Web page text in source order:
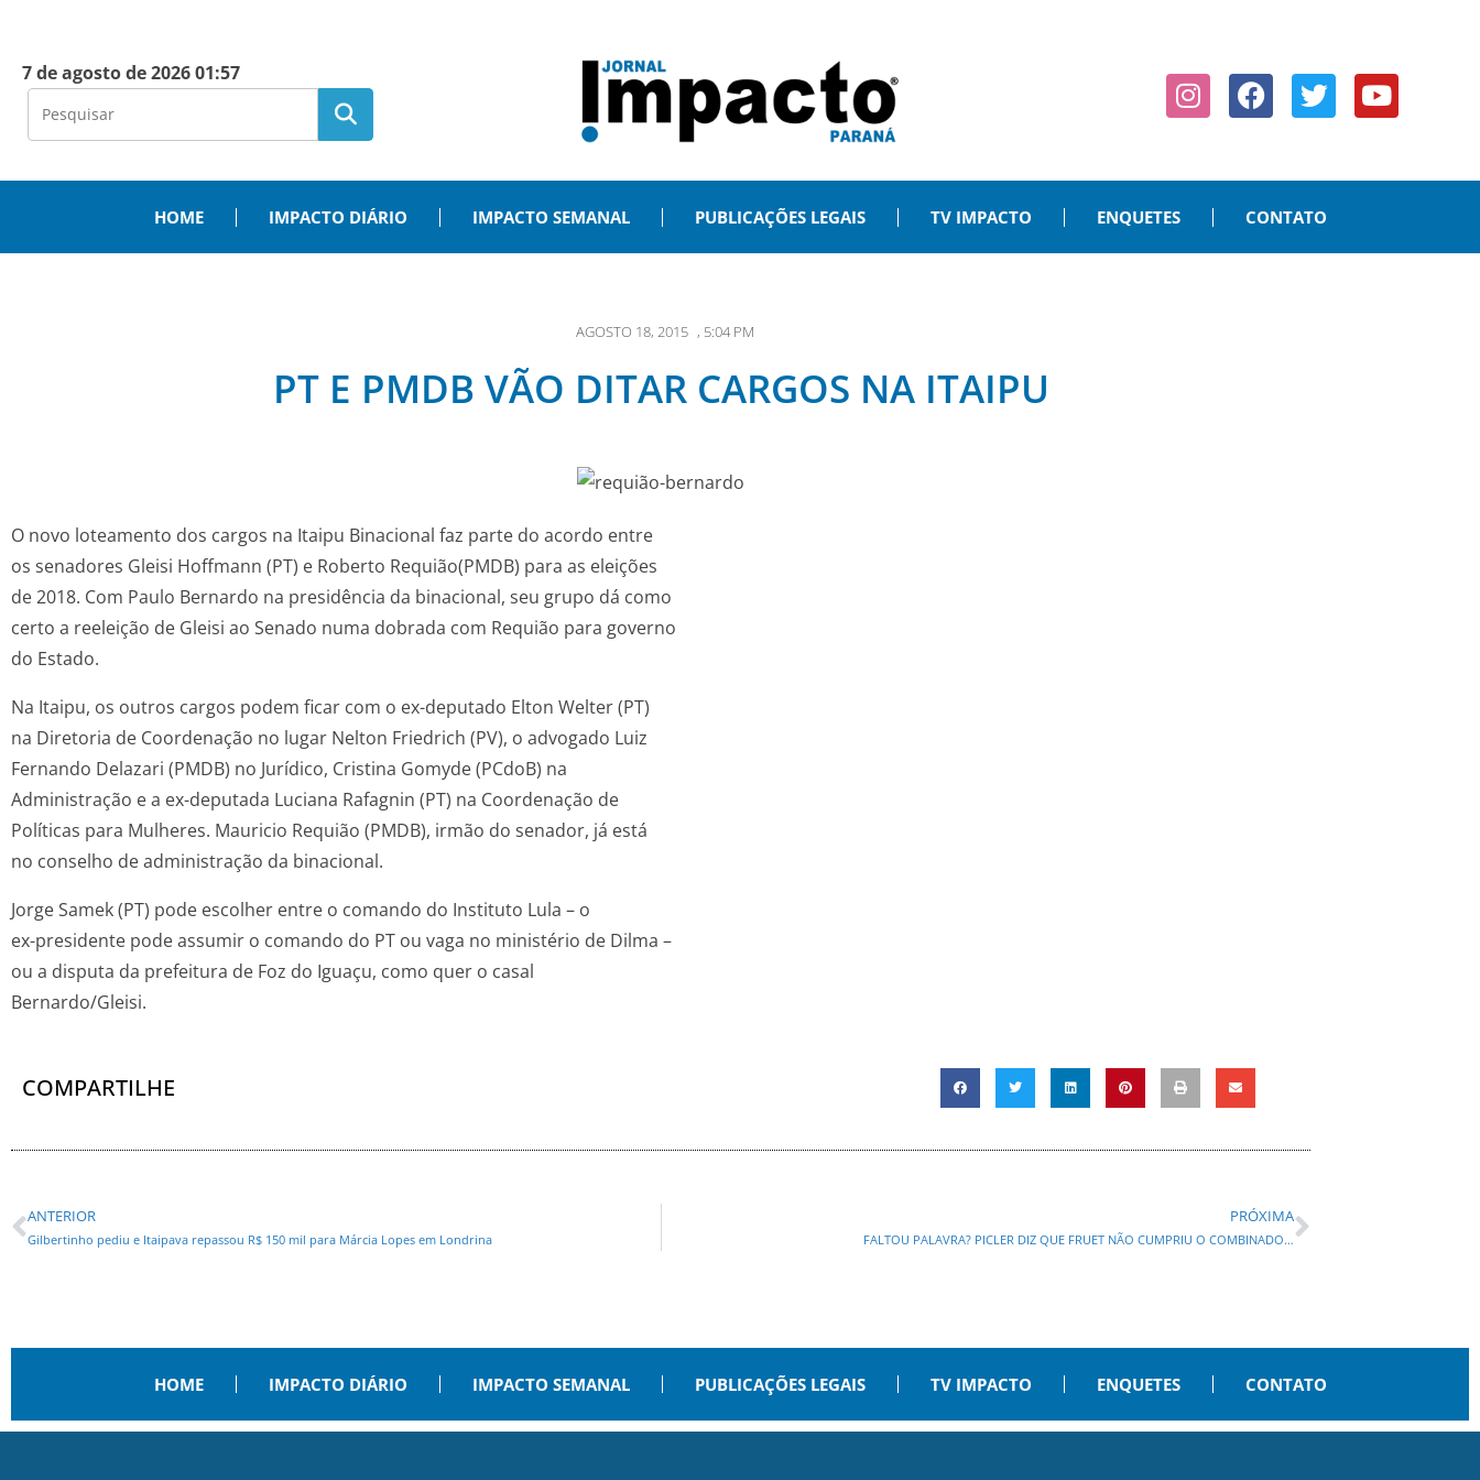
7 de agosto de 2026 01:57
HOME IMPACTO DIÁRIO IMPACTO SEMANAL PUBLICAÇÕES LEGAIS TV IMPACTO ENQUETES CONTATO
AGOSTO 18, 2015 , 5:04 PM
PT E PMDB VÃO DITAR CARGOS NA ITAIPU
O novo loteamento dos cargos na Itaipu Binacional faz parte do acordo entre
os senadores Gleisi Hoffmann (PT) e Roberto Requião(PMDB) para as eleições
de 2018. Com Paulo Bernardo na presidência da binacional, seu grupo dá como
certo a reeleição de Gleisi ao Senado numa dobrada com Requião para governo
do Estado.
Na Itaipu, os outros cargos podem ficar com o ex-deputado Elton Welter (PT)
na Diretoria de Coordenação no lugar Nelton Friedrich (PV), o advogado Luiz
Fernando Delazari (PMDB) no Jurídico, Cristina Gomyde (PCdoB) na
Administração e a ex-deputada Luciana Rafagnin (PT) na Coordenação de
Políticas para Mulheres. Mauricio Requião (PMDB), irmão do senador, já está
no conselho de administração da binacional.
Jorge Samek (PT) pode escolher entre o comando do Instituto Lula – o
ex-presidente pode assumir o comando do PT ou vaga no ministério de Dilma –
ou a disputa da prefeitura de Foz do Iguaçu, como quer o casal
Bernardo/Gleisi.
COMPARTILHE
ANTERIOR
Gilbertinho pediu e Itaipava repassou R$ 150 mil para Márcia Lopes em Londrina
PRÓXIMA
FALTOU PALAVRA? PICLER DIZ QUE FRUET NÃO CUMPRIU O COMBINADO…
HOME IMPACTO DIÁRIO IMPACTO SEMANAL PUBLICAÇÕES LEGAIS TV IMPACTO ENQUETES CONTATO